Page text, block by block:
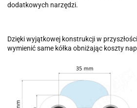
dodatkowych narzędzi.
Dzięki wyjątkowej konstrukcji w
wymienić same kółka obniżając koszty